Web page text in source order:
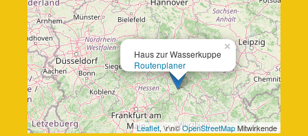
Haus zur Wasserkuppe
Routenplaner
×
Leaflet, \r\n©OpenStreetMapMitwirkende